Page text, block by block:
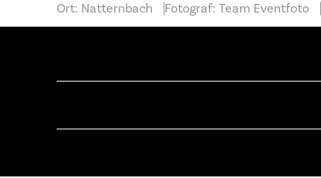
Ort: Natternbach Fotograf: Team Eventfoto